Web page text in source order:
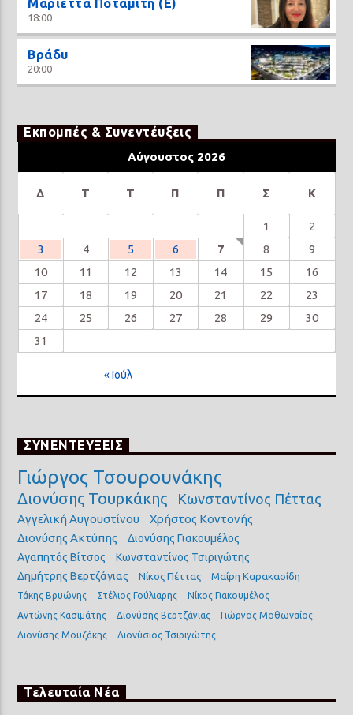
Μαριέττα Ποταμίτη (Ε)
18:00
Βράδυ
20:00
Εκπομπές & Συνεντέυξεις
Αύγουστος 2026
Δ Τ Τ Π Π Σ Κ
1
2
3
4 5 6 7 8
9
10
11 12 13 14 15
16
17
18 19 20 21 22
23
24
25 26 27 28 29
30
31
« Ιούλ
ΣΥΝΕΝΤΕΥΞΕΙΣ
Γιώργος Τσουρουνάκης
Διονύσης Τουρκάκης Κωνσταντίνος Πέττας
Αγγελική Αυγουστίνου
Χρήστος Κοντονής
Διονύσης Ακτύπης
Διονύσης Γιακουμέλος
Αγαπητός Βίτσος
Κωνσταντίνος Τσιριγώτης
Δημήτρης Βερτζάγιας
Νίκος Πέττας Μαίρη Καρακασίδη
Τάκης Βρυώνης Στέλιος Γούλιαρης
Νίκος Γιακουμέλος
Αντώνης Κασιμάτης
Διονύσης Βερτζάγιας
Γιώργος Μοθωναίος
Διονύσης Μουζάκης
Διονύσιος Τσιριγώτης
Τελευταία Νέα